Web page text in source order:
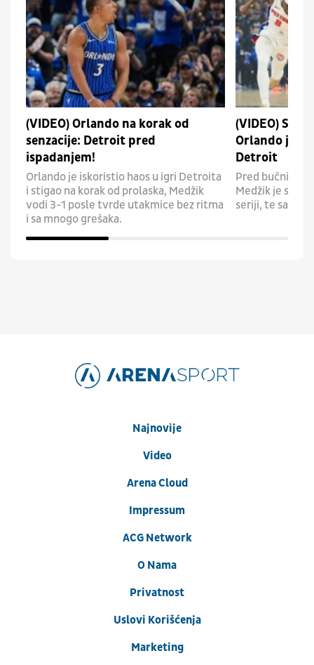
(VIDEO) Orlando na korak od
senzacije: Detroit pred
ispadanjem!
Orlando je iskoristio haos u igri Detroita
i stigao na korak od prolaska, Medžik
vodi 3-1 posle tvrde utakmice bez ritma
i sa mnogo grešaka.
(VIDEO)
Orlando još
Detroit
Pred bučnim
Medžik je
seriji, te sada
Najnovije
Video
Arena Cloud
Impressum
ACG Network
O Nama
Privatnost
Uslovi Korišćenja
Marketing